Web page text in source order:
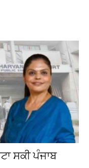
ਸਕੀ ਪੰਜਾਬ